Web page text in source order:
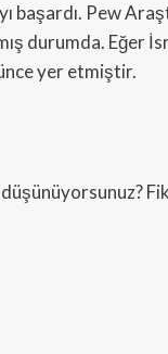
başardı. Pew
durumda. Eğer
yer etmiştir.